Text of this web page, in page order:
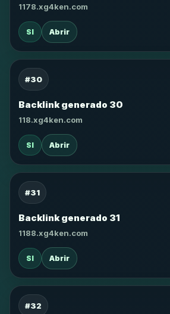
1178.xg4ken.com
SI Abrir
#30
Backlink generado 30
118.xg4ken.com
SI Abrir
#31
Backlink generado 31
1188.xg4ken.com
SI Abrir
#32